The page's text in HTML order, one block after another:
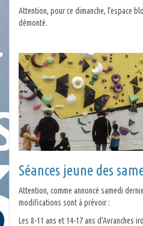
Attention, pour ce dimanche, l’espace
démonté.
Séances jeune des
Attention, comme annoncé samedi
modifications sont à prévoir :
Les 8-11 ans et 14-17 ans d’Avranches